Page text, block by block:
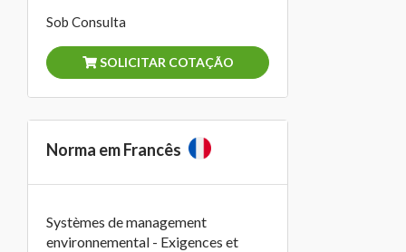
Sob Consulta
SOLICITAR COTAÇÃO
Norma em Francês
Systèmes de management
environnemental - Exigences et